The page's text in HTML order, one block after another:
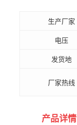
生产厂家
电压
发货地
厂家热线
产品详情